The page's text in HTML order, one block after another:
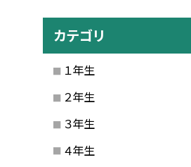
カテゴリ
１年生
２年生
３年生
４年生